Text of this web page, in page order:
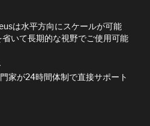
は水平方向にスケールが可能
いて長期的な視野でご使用可能
家が24時間体制で直接サポート